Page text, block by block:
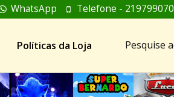
WhatsApp Telefone -
Políticas da Loja Pesquise